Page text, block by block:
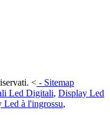
< - Sitemap
Led Digitali, Display Led
Led à l'ingrossu,